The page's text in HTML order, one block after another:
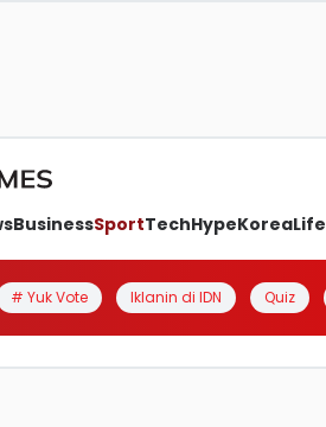
BusinessSportTechHypeKoreaLife
# Yuk Vote Iklanin di IDN Quiz